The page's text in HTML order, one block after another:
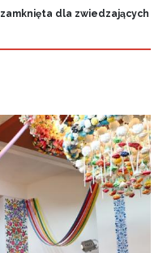
dla zwiedzających